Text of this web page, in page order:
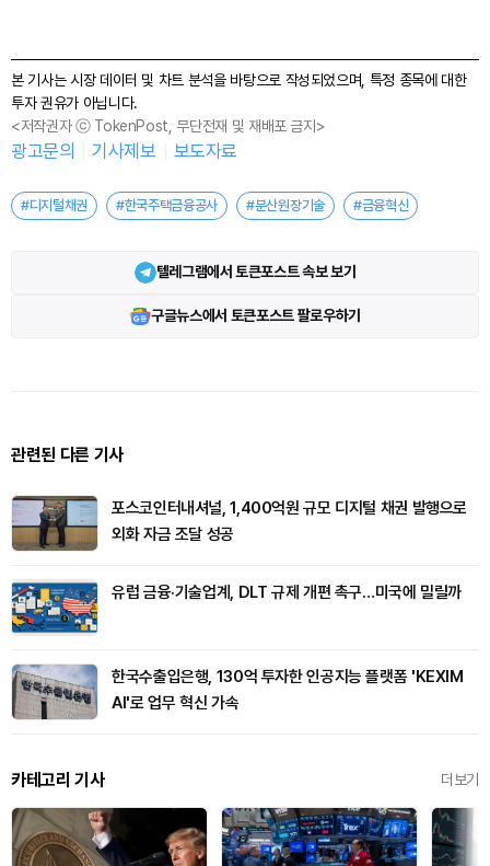
본 기사는 시장 데이터 및 차트 분석을 바탕으로 작성되었으며, 특정 종목에 대한
투자 권유가 아닙니다.
<저작권자 ⓒ TokenPost, 무단전재 및 재배포 금지>
광고문의 기사제보 보도자료
#디지털채권 #한국주택금융공사 #분산원장기술 #금융혁신
텔레그램에서 토큰포스트 속보 보기
구글뉴스에서 토큰포스트 팔로우하기
관련된 다른 기사
포스코인터내셔널, 1,400억원 규모 디지털 채권 발행으로
외화 자금 조달 성공
유럽 금융·기술업계, DLT 규제 개편 촉구…미국에 밀릴까
한국수출입은행, 130억 투자한 인공지능 플랫폼 'KEXIM
AI'로 업무 혁신 가속
카테고리 기사 더보기